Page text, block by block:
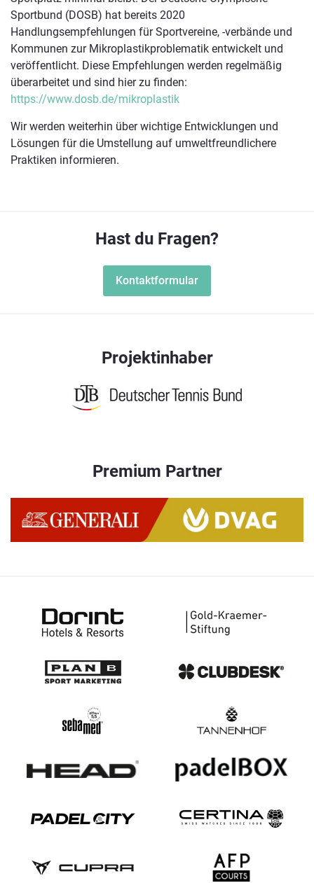
Sportbund (DOSB) hat bereits 2020
Handlungsempfehlungen für Sportvereine, -verbände und
Kommunen zur Mikroplastikproblematik entwickelt und
veröffentlicht. Diese Empfehlungen werden regelmäßig
überarbeitet und sind hier zu finden:
https://www.dosb.de/mikroplastik
Wir werden weiterhin über wichtige Entwicklungen und
Lösungen für die Umstellung auf umweltfreundlichere
Praktiken informieren.
Hast du Fragen?
Kontaktformular
Projektinhaber
Premium Partner